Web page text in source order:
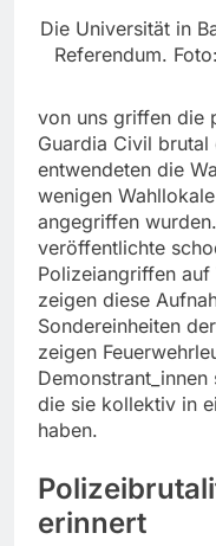
Die Universität in
Referendum.
von uns griffen die
Guardia Civil brutal
entwendeten die
wenigen
angegriffen
veröffentlichte
Polizeiangriffen
zeigen diese
Sondereinheiten
zeigen
die sie kollektiv in
haben.
erinnert